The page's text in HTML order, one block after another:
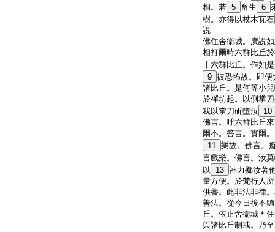
相。若 5 畜生 6
樹。亦得以杖木瓦石
説
佛住舍衞城。廣説
相打爾時六群比丘
十六群比丘。作如
9 彼恐怖故。即
諸比丘。是何等小
於禪坊起。以側掌
我以掌刀斫墮汝 10
佛言。呼六群比丘
爾不。答言。實爾
11 樂故。佛言。
言戲樂。佛言。汝
以
13 神力擲汝著
量方便。於梵行人
供養。此非法非律
善法。從今日後不
丘。依止舍衞城＊
與諸比丘制戒。乃